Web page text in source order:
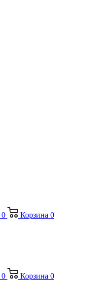
0 Корзина 0
0 Корзина 0